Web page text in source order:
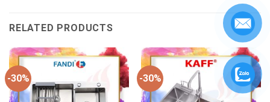
RELATED PRODUCTS
-30% -30%